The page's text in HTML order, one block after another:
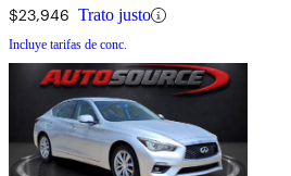
$23,946 Trato justo
Incluye tarifas de conc.